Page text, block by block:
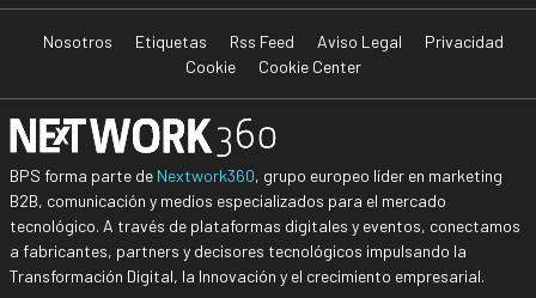
Nosotros Etiquetas Rss Feed Aviso Legal
Privacidad
Cookie
Cookie Center
BPS forma parte de Nextwork360, grupo europeo líder en marketing
B2B, comunicación y medios especializados para el mercado
tecnológico. A través de plataformas digitales y eventos, conectamos
a fabricantes, partners y decisores tecnológicos impulsando la
Transformación Digital, la Innovación y el crecimiento empresarial.